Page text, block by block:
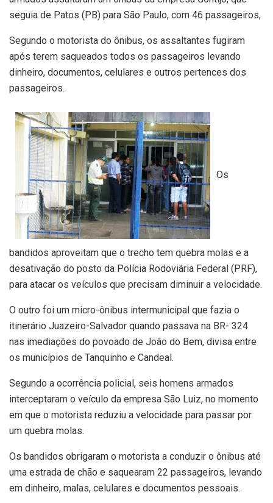
seguia de Patos (PB) para São Paulo, com 46 passageiros,
Segundo o motorista do ônibus, os assaltantes fugiram
após terem saqueados todos os passageiros levando
dinheiro, documentos, celulares e outros pertences dos
passageiros.
Os
bandidos aproveitam que o trecho tem quebra molas e a
desativação do posto da Polícia Rodoviária Federal (PRF),
para atacar os veículos que precisam diminuir a velocidade.
O outro foi um micro-ônibus intermunicipal que fazia o
itinerário Juazeiro-Salvador quando passava na BR- 324
nas imediações do povoado de João do Bem, divisa entre
os municípios de Tanquinho e Candeal.
Segundo a ocorrência policial, seis homens armados
interceptaram o veículo da empresa São Luiz, no momento
em que o motorista reduziu a velocidade para passar por
um quebra molas.
Os bandidos obrigaram o motorista a conduzir o ônibus até
uma estrada de chão e saquearam 22 passageiros, levando
em dinheiro, malas, celulares e documentos pessoais.